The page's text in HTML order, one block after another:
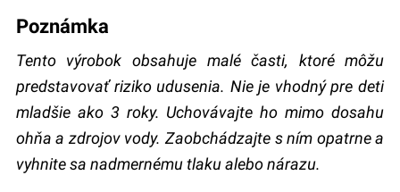
Poznámka
Tento výrobok obsahuje malé časti, ktoré môžu
predstavovať riziko udusenia. Nie je vhodný pre deti
mladšie ako 3 roky. Uchovávajte ho mimo dosahu
ohňa a zdrojov vody. Zaobchádzajte s ním opatrne a
vyhnite sa nadmernému tlaku alebo nárazu.